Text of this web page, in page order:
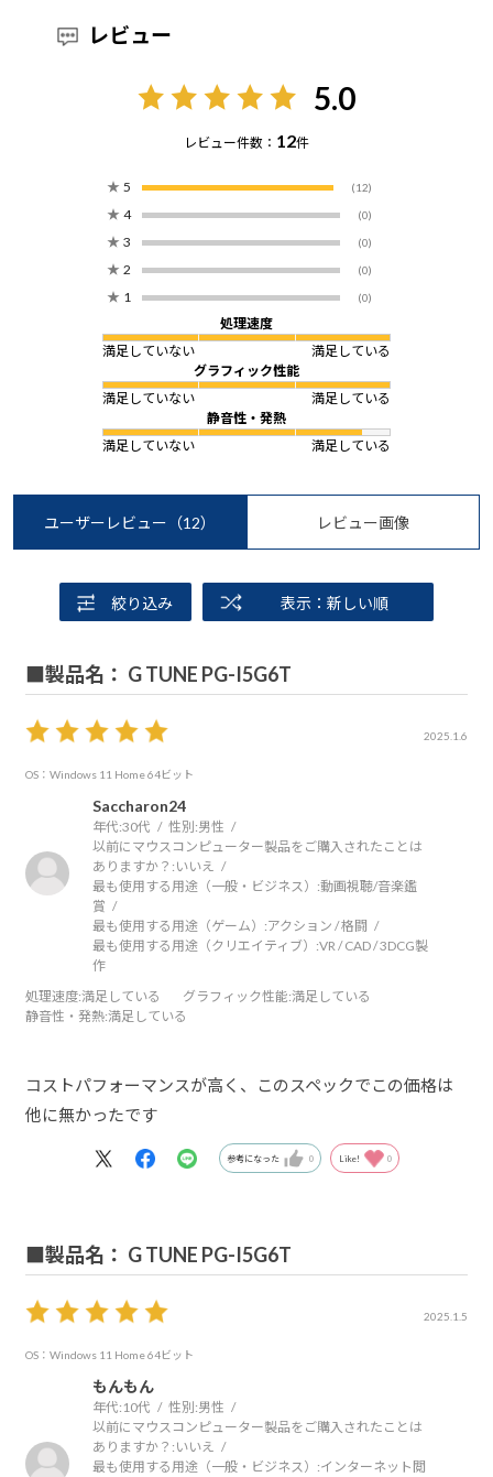
レビュー
5.0
レビュー件数： 12件
★ 5 (12)
★ 4 (0)
★ 3 (0)
★ 2 (0)
★ 1 (0)
処理速度
満足していない
満足している
グラフィック性能
満足していない
満足している
静音性・発熱
満足していない
満足している
ユーザーレビュー （12） レビュー画像
絞り込み 表示：新しい順
■製品名： G TUNE PG-I5G6T
2025.1.6
OS：Windows 11 Home 64ビット
Saccharon24
年代:30代 性別:男性
以前にマウスコンピューター製品をご購入されたことは
ありますか？: いいえ
最も使用する用途（一般・ビジネス）:動画視聴/音楽鑑
賞
最も使用する用途（ゲーム）:アクション / 格闘
最も使用する用途（クリエイティブ）:VR / CAD / 3DCG製
作
処理速度:満足している グラフィック性能:満足している
静音性・発熱:満足している
コストパフォーマンスが高く、このスペックでこの価格は
他に無かったです
参考になった 0 Like! 0
■製品名： G TUNE PG-I5G6T
2025.1.5
OS：Windows 11 Home 64ビット
もんもん
年代: 10代 性別:男性
以前にマウスコンピューター製品をご購入されたことは
ありますか？: いいえ
最も使用する用途（一般・ビジネス）:インターネット閲